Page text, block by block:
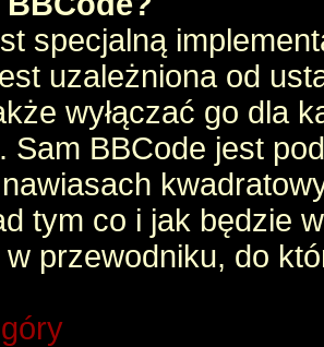
specjalną
uzależniona od
wyłączać go dla
Sam BBCode jest
tym co i jak będzie
przewodniku, do